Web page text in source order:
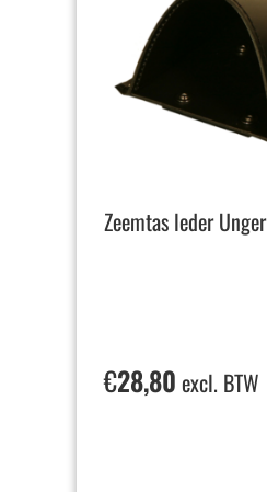
Zeemtas leder Unger
€28,80 excl. BTW